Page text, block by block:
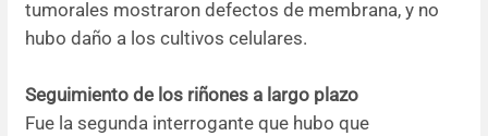
tumorales mostraron defectos de membrana, y no
hubo daño a los cultivos celulares.
Seguimiento de los riñones a largo plazo
Fue la segunda interrogante que hubo que